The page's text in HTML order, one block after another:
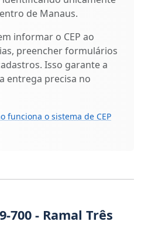
de Manaus.
informar o CEP ao
preencher formulários
Isso garante a
entrega precisa no
funciona o sistema de CEP
700 - Ramal Três